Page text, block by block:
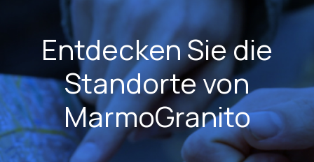
Entdecken Sie die
Standorte von
MarmoGranito